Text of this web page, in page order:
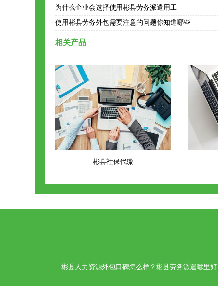
为什么企业会选择使用彬县劳务派遣用工
使用彬县劳务外包需要注意的问题你知道哪些
相关产品
彬县社保代缴
彬县人力资源外包口碑怎么样？彬县劳务派遣哪里